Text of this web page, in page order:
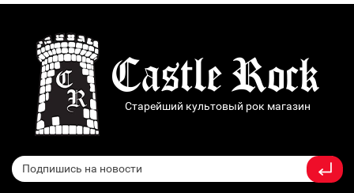
Старейший культовый рок магазин